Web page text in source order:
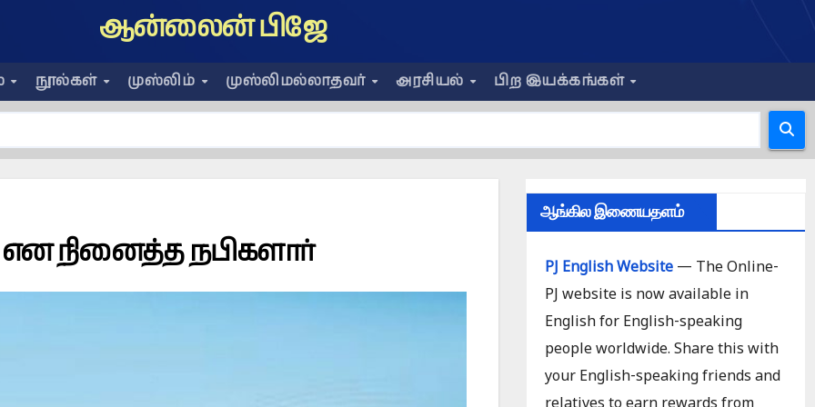
ஆன்லைன் பிஜே
நூல்கள் முஸ்லிம் முஸ்லிமல்லாதவர் அரசியல் பிற இயக்கங்கள்
நினைத்த நபிகளார்
ஆங்கில இணையதளம்
PJ English Website— The Online-
PJ website is now available in
English for English-speaking
people worldwide. Share this with
your English-speaking friends and